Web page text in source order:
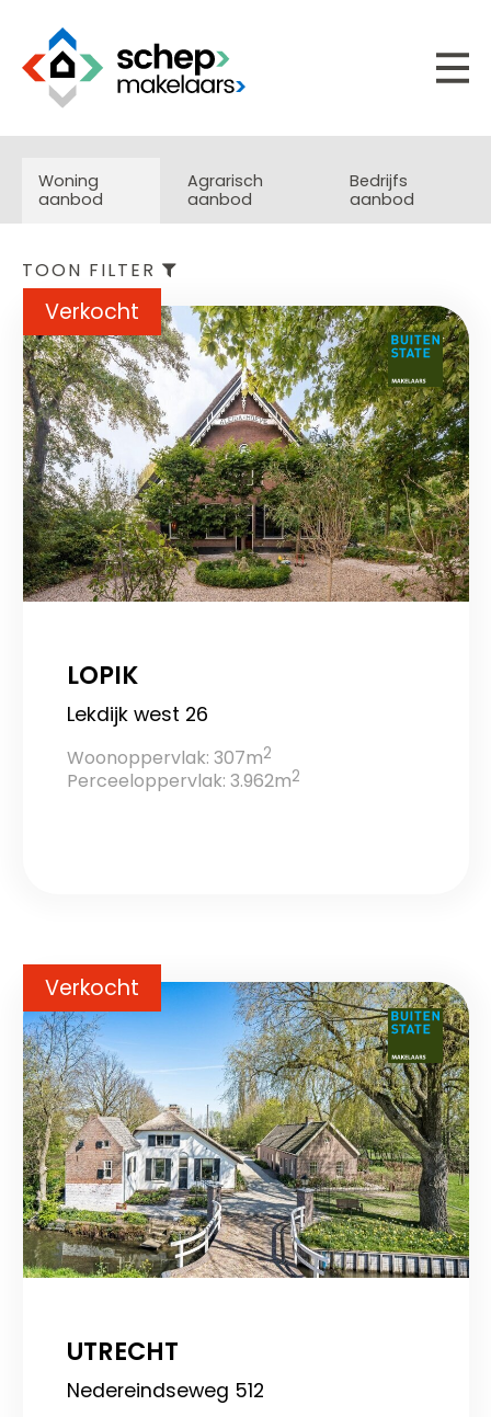
Woning
aanbod
Agrarisch
aanbod
Bedrijfs
aanbod
TOON FILTER
Verkocht
LOPIK
Lekdijk west 26
Woonoppervlak: 307m2
Perceeloppervlak: 3.962m2
Verkocht
UTRECHT
Nedereindseweg 512